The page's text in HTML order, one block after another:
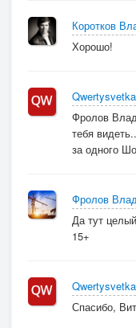
Коротков
Хорошо!
Qwertysvetka
Фролов
тебя
за одного
Фролов
Да тут
15+
Qwertysvetka
Спасибо,